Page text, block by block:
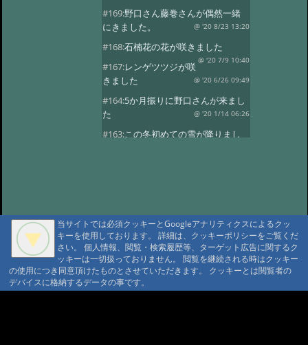
#169:野口さん藤巻さんが偶然一緒
にきました。
@ '20 8/23 13:20
#168:石楠花の花が咲きました
@ '20 7/9 10:40
#167:レンゲツツジが咲
きました
@ '20 6/26 09:49
#164:5か月振りに野口さんが来まし
た
@ '20 1/14 06:26
#163:この冬初めての雪が降りまし
続きます。
@ '18 7/1 23:23
#160:レンゲツツジが咲きました
@ '18 6/13 08:39
#159:雪が降りまし
た。びっくりです。
@ '18 5/9 23:24
#158:野口さんが久しぶりに来まし
当サイトでは必須クッキーとGoogleアナリティクスによるクッ
キーを使用しております。 詳細は、クッキーポリシーをご覧くだ
さい。 個人情報、閲覧・検索履歴等、ターゲット広告に関するク
ッキーは一切扱っておりません。 閲覧を継続される時はクッキー
の使用につき同意頂けたものとさせていただきます。 クッキーとは閲覧者の
デバイスに格納するデータの事です。